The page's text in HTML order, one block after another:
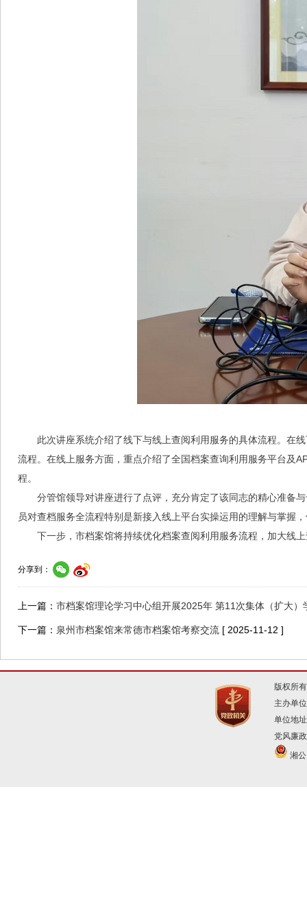
此次讲座系统介绍了线下与线上查阅利用服务的具体流程。在
流程。在线上服务方面，重点介绍了全国档案查询利用服务平台及
程。
分管馆领导对讲座进行了点评，充分肯定了该同志的精心准备
员对查档服务全流程特别是新接入线上平台实操运用的理解与掌握
下一步，市档案馆将持续优化档案查阅利用服务流程，加大线
分享到：
上一篇： 市档案馆理论学习中心组开展2025年 第11次集体（扩大）
下一篇： 泉州市档案馆来常德市档案馆考察交流 [ 2025-11-12 ]
版权所
主办单
单位地
党风廉
湘